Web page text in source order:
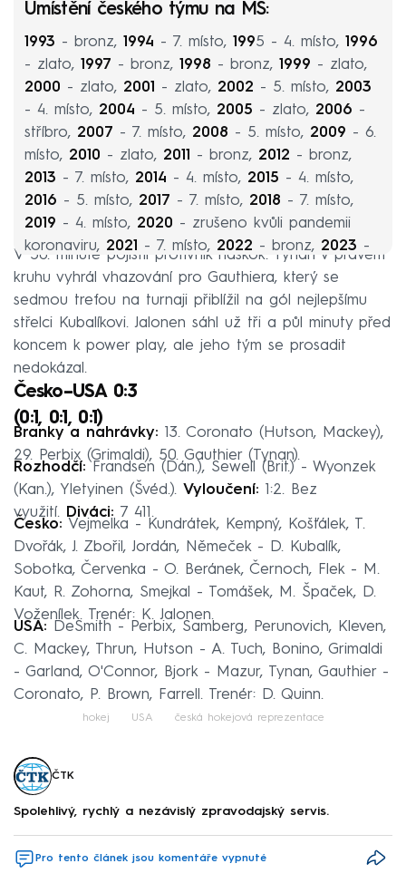
Umístění českého týmu na MS:
1993 - bronz, 1994 - 7. místo, 1995 - 4. místo, 1996
- zlato, 1997 - bronz, 1998 - bronz, 1999 - zlato,
2000 - zlato, 2001 - zlato, 2002 - 5. místo, 2003
- 4. místo, 2004 - 5. místo, 2005 - zlato, 2006 -
stříbro, 2007 - 7. místo, 2008 - 5. místo, 2009 - 6.
místo, 2010 - zlato, 2011 - bronz, 2012 - bronz,
2013 - 7. místo, 2014 - 4. místo, 2015 - 4. místo,
2016 - 5. místo, 2017 - 7. místo, 2018 - 7. místo,
2019 - 4. místo, 2020 - zrušeno kvůli pandemii
koronaviru, 2021 - 7. místo, 2022 - bronz, 2023 -
8. místo.
V 50. minutě pojistil protivník náskok. Tynan v pravém
kruhu vyhrál vhazování pro Gauthiera, který se
sedmou trefou na turnaji přiblížil na gól nejlepšímu
střelci Kubalíkovi. Jalonen sáhl už tři a půl minuty před
koncem k power play, ale jeho tým se prosadit
nedokázal.
Česko–USA 0:3
(0:1, 0:1, 0:1)
Branky a nahrávky: 13. Coronato (Hutson, Mackey),
29. Perbix (Grimaldi), 50. Gauthier (Tynan).
Rozhodčí: Frandsen (Dán.), Sewell (Brit.) - Wyonzek
(Kan.), Yletyinen (Švéd.). Vyloučení: 1:2. Bez
využití. Diváci: 7 411.
Česko: Vejmelka - Kundrátek, Kempný, Košťálek, T.
Dvořák, J. Zbořil, Jordán, Němeček - D. Kubalík,
Sobotka, Červenka - O. Beránek, Černoch, Flek - M.
Kaut, R. Zohorna, Smejkal - Tomášek, M. Špaček, D.
Voženílek. Trenér: K. Jalonen.
USA: DeSmith - Perbix, Samberg, Perunovich, Kleven,
C. Mackey, Thrun, Hutson - A. Tuch, Bonino, Grimaldi
- Garland, O'Connor, Bjork - Mazur, Tynan, Gauthier -
Coronato, P. Brown, Farrell. Trenér: D. Quinn.
hokej USA česká hokejová reprezentace
ČTK
Spolehlivý, rychlý a nezávislý zpravodajský servis.
Pro tento článek jsou komentáře vypnuté